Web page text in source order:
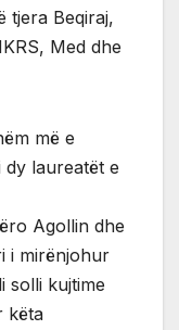
tjera Beqiraj,
Med dhe
më e
laureatët e
Agollin dhe
i mirënjohur
solli kujtime
këta